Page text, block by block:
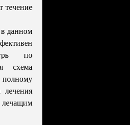
течение
данном
по
схема
полному
лечения